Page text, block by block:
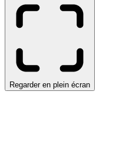
Regarder en plein écran